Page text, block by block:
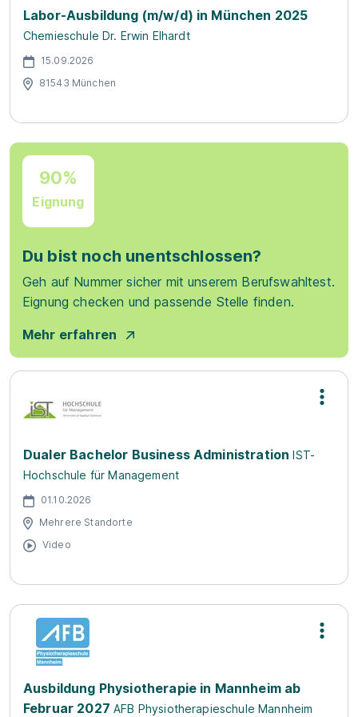
Labor-Ausbildung (m/w/d) in München 2025
Chemieschule Dr. Erwin Elhardt
15.09.2026
81543 München
90%
Eignung
Du bist noch unentschlossen?
Geh auf Nummer sicher mit unserem Berufswahltest.
Eignung checken und passende Stelle finden.
Mehr erfahren
Dualer Bachelor Business Administration IST-
Hochschule für Management
01.10.2026
Mehrere Standorte
Video
Ausbildung Physiotherapie in Mannheim ab
Februar 2027 AFB Physiotherapieschule Mannheim